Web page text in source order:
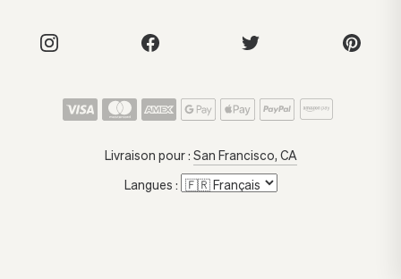
Livraison pour : San Francisco, CA
Langues :